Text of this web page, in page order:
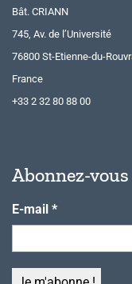
Bât. CRIANN
745, Av. de l’Université
76800 St-Etienne-du-
France
+33 2 32 80 88 00
Abonnez-
E-mail *